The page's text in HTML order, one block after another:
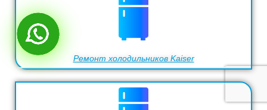
Ремонт холодильников Kaiser